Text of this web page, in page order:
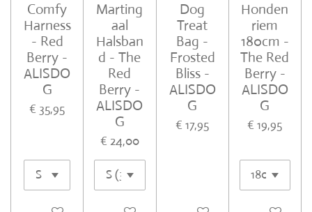
Comfy
Harness
- Red
Berry -
ALISDO
G
€ 35,95
Marting
aal
Halsban
d - The
Red
Berry -
ALISDO
G
€ 24,00
Dog
Treat
Bag -
Frosted
Bliss -
ALISDO
G
€ 17,95
Honden
riem
180cm -
The Red
Berry -
ALISDO
G
€ 19,95